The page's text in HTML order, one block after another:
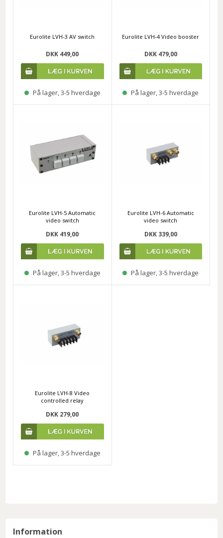
Eurolite LVH-3 AV switch
DKK 449,00
På lager, 3-5 hverdage
Eurolite LVH-4 Video booster
DKK 479,00
På lager, 3-5 hverdage
Eurolite LVH-5 Automatic
video switch
DKK 419,00
På lager, 3-5 hverdage
Eurolite LVH-6 Automatic
video switch
DKK 339,00
På lager, 3-5 hverdage
Eurolite LVH-8 Video
controlled relay
DKK 279,00
På lager, 3-5 hverdage
Information